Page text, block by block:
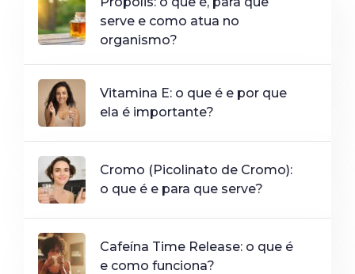
serve e como atua no
organismo?
Vitamina E: o que é e por que
ela é importante?
Cromo (Picolinato de Cromo):
o que é e para que serve?
Cafeína Time Release: o que é
e como funciona?